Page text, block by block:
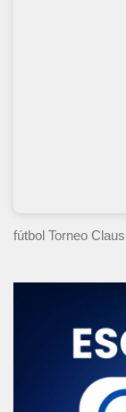
fútbol Torneo